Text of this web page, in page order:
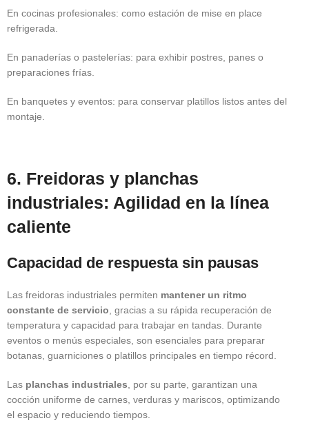
En cocinas profesionales: como estación de mise en place
refrigerada.
En panaderías o pastelerías: para exhibir postres, panes o
preparaciones frías.
En banquetes y eventos: para conservar platillos listos antes del
montaje.
6. Freidoras y planchas
industriales: Agilidad en la línea
caliente
Capacidad de respuesta sin pausas
Las freidoras industriales permiten mantener un ritmo
constante de servicio, gracias a su rápida recuperación de
temperatura y capacidad para trabajar en tandas. Durante
eventos o menús especiales, son esenciales para preparar
botanas, guarniciones o platillos principales en tiempo récord.
Las planchas industriales, por su parte, garantizan una
cocción uniforme de carnes, verduras y mariscos, optimizando
el espacio y reduciendo tiempos.